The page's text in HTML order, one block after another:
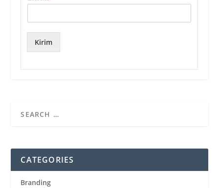
Kirim
CATEGORIES
Branding